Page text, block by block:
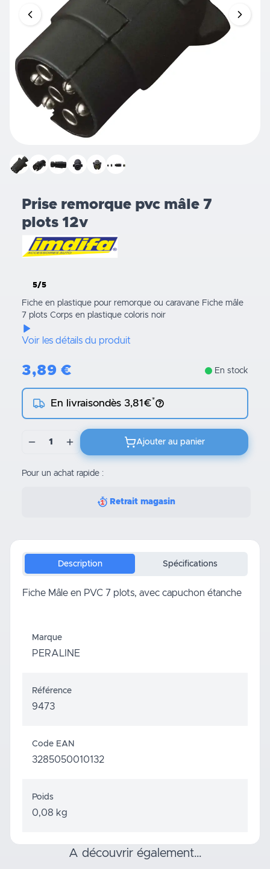
Prise remorque pvc mâle 7
plots 12v
5/5
Fiche en plastique pour remorque ou caravane Fiche mâle
7 plots Corps en plastique coloris noir
Voir les détails du produit
3,89 € En stock
En livraisondès 3,81€*
1 Ajouter au panier
Pour un achat rapide :
Retrait magasin
Description Spécifications
Fiche Mâle en PVC 7 plots, avec capuchon étanche
Marque
PERALINE
Référence
9473
Code EAN
3285050010132
Poids
0,08 kg
a découvrir également…